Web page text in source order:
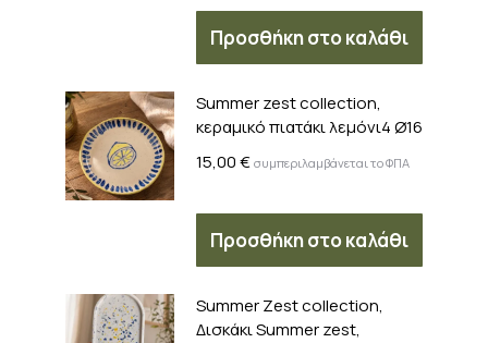
Προσθήκη στο καλάθι
Summer zest collection,
κεραμικό πιατάκι λεμόνι4 Ø16
15,00€ συμπεριλαμβάνεται το ΦΠΑ
Προσθήκη στο καλάθι
Summer Zest collection,
Δισκάκι Summer zest,